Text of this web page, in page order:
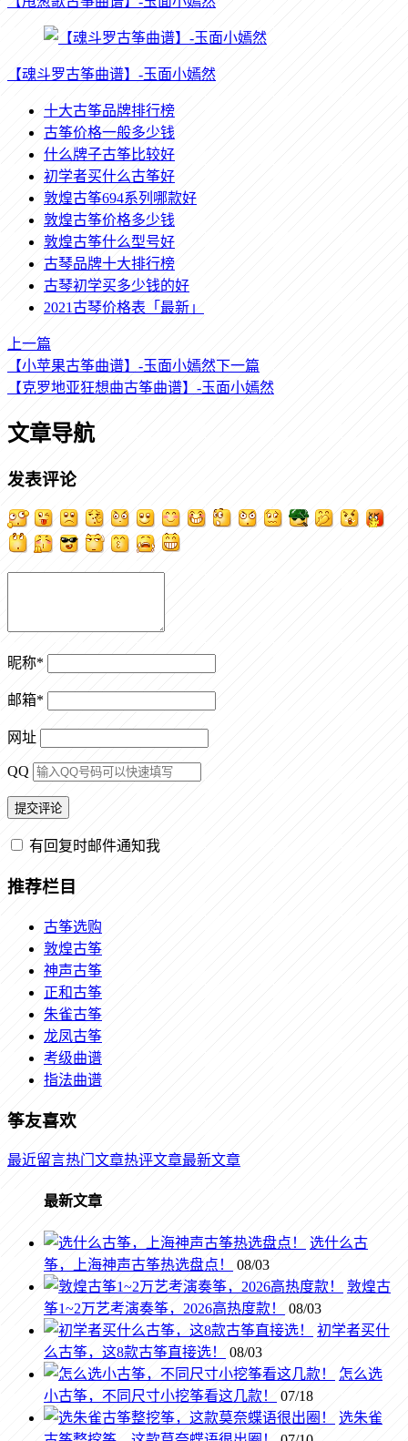
【魂斗罗古筝曲谱】-玉面小嫣然
十大古筝品牌排行榜
古筝价格一般多少钱
什么牌子古筝比较好
初学者买什么古筝好
敦煌古筝694系列哪款好
敦煌古筝价格多少钱
敦煌古筝什么型号好
古琴品牌十大排行榜
古琴初学买多少钱的好
2021古琴价格表「最新」
上一篇
【小苹果古筝曲谱】-玉面小嫣然下一篇
【克罗地亚狂想曲古筝曲谱】-玉面小嫣然
文章导航
发表评论
昵称*
邮箱*
网址
QQ
有回复时邮件通知我
推荐栏目
古筝选购
敦煌古筝
神声古筝
正和古筝
朱雀古筝
龙凤古筝
考级曲谱
指法曲谱
筝友喜欢
最近留言热门文章热评文章最新文章
最新文章
选什么古
筝，上海神声古筝热选盘点！
08/03
敦煌古
筝1~2万艺考演奏筝，2026高热度款！
08/03
初学者买什
么古筝，这8款古筝直接选！
08/03
怎么选
小古筝，不同尺寸小挖筝看这几款！
07/18
选朱雀